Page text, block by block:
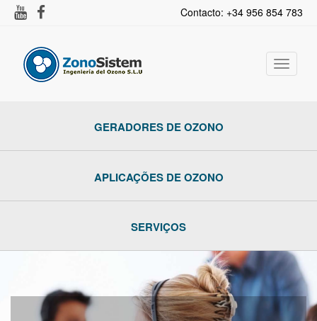
Contacto: +34 956 854 783
Alternar
GERADORES DE OZONO
APLICAÇÕES DE OZONO
SERVIÇOS